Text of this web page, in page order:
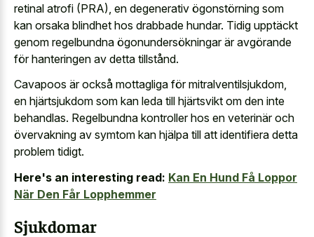
retinal atrofi (PRA), en degenerativ ögonstörning som
kan orsaka blindhet hos drabbade hundar. Tidig upptäckt
genom regelbundna ögonundersökningar är avgörande
för hanteringen av detta tillstånd.
Cavapoos är också mottagliga för mitralventilsjukdom,
en hjärtsjukdom som kan leda till hjärtsvikt om den inte
behandlas. Regelbundna kontroller hos en veterinär och
övervakning av symtom kan hjälpa till att identifiera detta
problem tidigt.
Here's an interesting read: Kan En Hund Få Loppor
När Den Får Lopphemmer
Sjukdomar